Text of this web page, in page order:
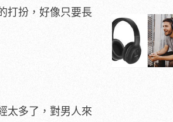
打扮，好像只要長
太多了，對男人來